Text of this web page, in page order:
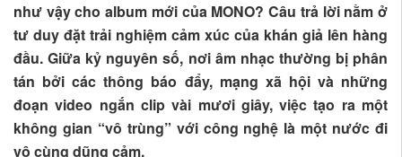
như vậy cho album mới của MONO? Câu trả lời nằm ở
tư duy đặt trải nghiệm cảm xúc của khán giả lên hàng
đầu. Giữa kỷ nguyên số, nơi âm nhạc thường bị phân
tán bởi các thông báo đẩy, mạng xã hội và những
đoạn video ngắn clip vài mươi giây, việc tạo ra một
không gian “vô trùng” với công nghệ là một nước đi
vô cùng dũng cảm.